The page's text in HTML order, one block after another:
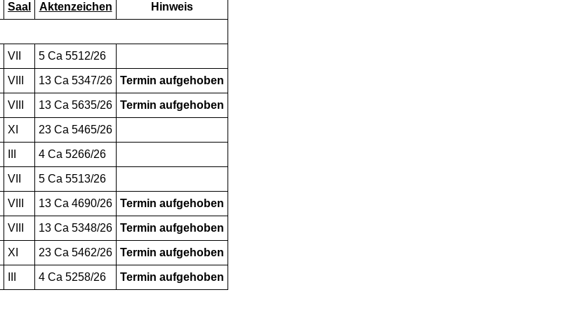
Saal Aktenzeichen Hinweis
VII 5 Ca 5512/26
VIII 13 Ca 5347/26 Termin aufgehoben
VIII 13 Ca 5635/26 Termin aufgehoben
XI 23 Ca 5465/26
4 Ca 5266/26
VII 5 Ca 5513/26
VIII 13 Ca 4690/26 Termin aufgehoben
VIII 13 Ca 5348/26 Termin aufgehoben
XI 23 Ca 5462/26 Termin aufgehoben
4 Ca 5258/26 Termin aufgehoben